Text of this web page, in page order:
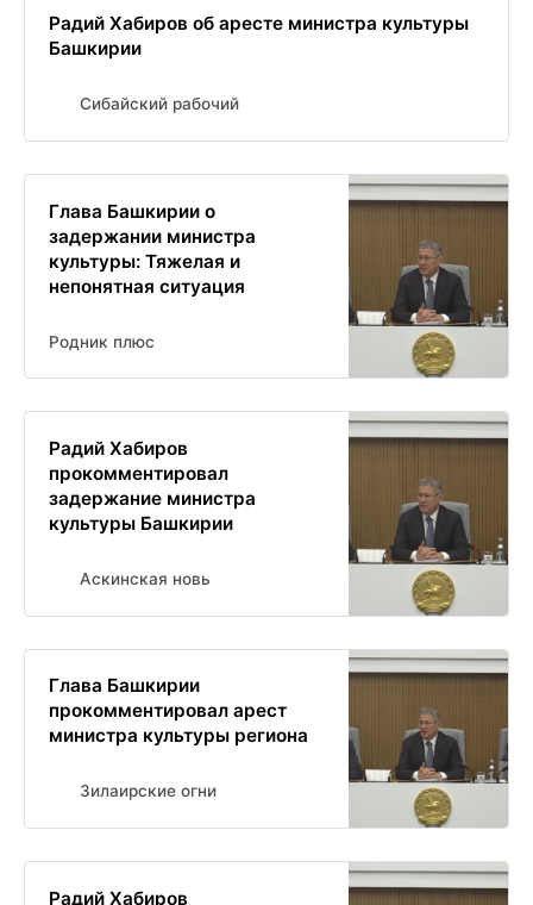
Радий Хабиров об аресте министра культуры
Башкирии
Сибайский рабочий
Глава Башкирии о
задержании министра
культуры: Тяжелая и
непонятная ситуация
Родник плюс
Радий Хабиров
прокомментировал
задержание министра
культуры Башкирии
Аскинская новь
Глава Башкирии
прокомментировал арест
министра культуры региона
Зилаирские огни
Радий Хабиров